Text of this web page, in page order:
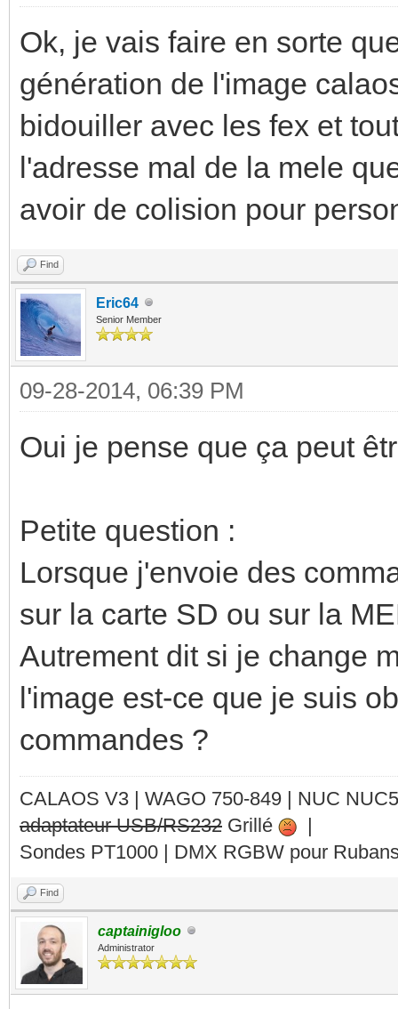
Ok, je vais faire en sorte
génération de l'image
bidouiller avec les fex et
l'adresse mal de la mele
avoir de colision pour
Find
Eric64
Senior Member
09-28-2014, 06:39 PM
Oui je pense que ça peut
Petite question :
Lorsque j'envoie des
sur la carte SD ou sur la
Autrement dit si je change
l'image est-ce que je suis
commandes ?
CALAOS V3 | WAGO 750-849 | NUC
adaptateur USB/RS232 Grillé
|
Sondes PT1000 | DMX RGBW pour
Find
captainigloo
Administrator